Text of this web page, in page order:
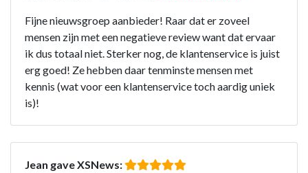
Fijne nieuwsgroep aanbieder! Raar dat er zoveel
mensen zijn met een negatieve review want dat ervaar
ik dus totaal niet. Sterker nog, de klantenservice is juist
erg goed! Ze hebben daar tenminste mensen met
kennis (wat voor een klantenservice toch aardig uniek
is)!
Jean gave XSNews: